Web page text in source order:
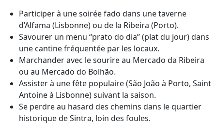
Participer à une soirée fado dans une taverne
d’Alfama (Lisbonne) ou de la Ribeira (Porto).
Savourer un menu “prato do dia” (plat du jour) dans
une cantine fréquentée par les locaux.
Marchander avec le sourire au Mercado da Ribeira
ou au Mercado do Bolhão.
Assister à une fête populaire (São João à Porto, Saint
Antoine à Lisbonne) suivant la saison.
Se perdre au hasard des chemins dans le quartier
historique de Sintra, loin des foules.